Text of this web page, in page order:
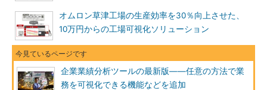
オムロン草津工場の生産効率を30％向上させた、
10万円からの工場可視化ソリューション
企業業績分析ツールの最新版――任意の方法で業
務を可視化できる機能などを追加